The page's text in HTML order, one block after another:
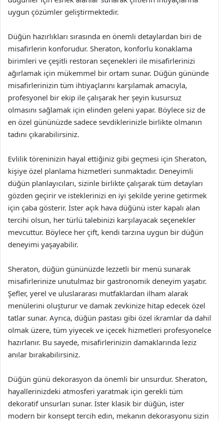
uygun çözümler geliştirmektedir.
Düğün hazırlıkları sırasında en önemli detaylardan biri de
misafirlerin konforudur. Sheraton, konforlu konaklama
birimleri ve çeşitli restoran seçenekleri ile misafirlerinizi
ağırlamak için mükemmel bir ortam sunar. Düğün gününde
misafirlerinizin tüm ihtiyaçlarını karşılamak amacıyla,
profesyonel bir ekip ile çalışarak her şeyin kusursuz
olmasını sağlamak için elinden geleni yapar. Böylece siz de
en özel gününüzde sadece sevdiklerinizle birlikte olmanın
tadını çıkarabilirsiniz.
Evlilik töreninizin hayal ettiğiniz gibi geçmesi için Sheraton,
kişiye özel planlama hizmetleri sunmaktadır. Deneyimli
düğün planlayıcıları, sizinle birlikte çalışarak tüm detayları
gözden geçirir ve isteklerinizi en iyi şekilde yerine getirmek
için çaba gösterir. İster açık hava düğünü ister kapalı alan
tercihi olsun, her türlü talebinizi karşılayacak seçenekler
mevcuttur. Böylece her çift, kendi tarzına uygun bir düğün
deneyimi yaşayabilir.
Sheraton, düğün gününüzde lezzetli bir menü sunarak
misafirlerinize unutulmaz bir gastronomik deneyim yaşatır.
Şefler, yerel ve uluslararası mutfaklardan ilham alarak
menülerini oluşturur ve damak zevkinize hitap edecek özel
tatlar sunar. Ayrıca, düğün pastası gibi özel ikramlar da dahil
olmak üzere, tüm yiyecek ve içecek hizmetleri profesyonelce
hazırlanır. Bu sayede, misafirlerinizin damaklarında leziz
anılar bırakabilirsiniz.
Düğün günü dekorasyon da önemli bir unsurdur. Sheraton,
hayallerinizdeki atmosferi yaratmak için gerekli tüm
dekoratif unsurları sunar. İster klasik bir düğün, ister
modern bir konsept tercih edin, mekanın dekorasyonu sizin